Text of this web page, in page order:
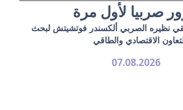
صربيا لأول مرة
نظيره الصربي ألكسندر فوتشيتش لبحث
الاقتصادي والطاقي
07.08.2026